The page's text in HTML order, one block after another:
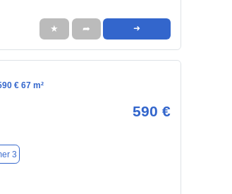
★ ➦ ➜
€ 67 m²
590 €
3